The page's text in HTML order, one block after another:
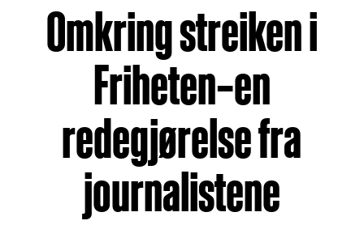
Omkring streiken i
Friheten–en
redegjørelse fra
journalistene